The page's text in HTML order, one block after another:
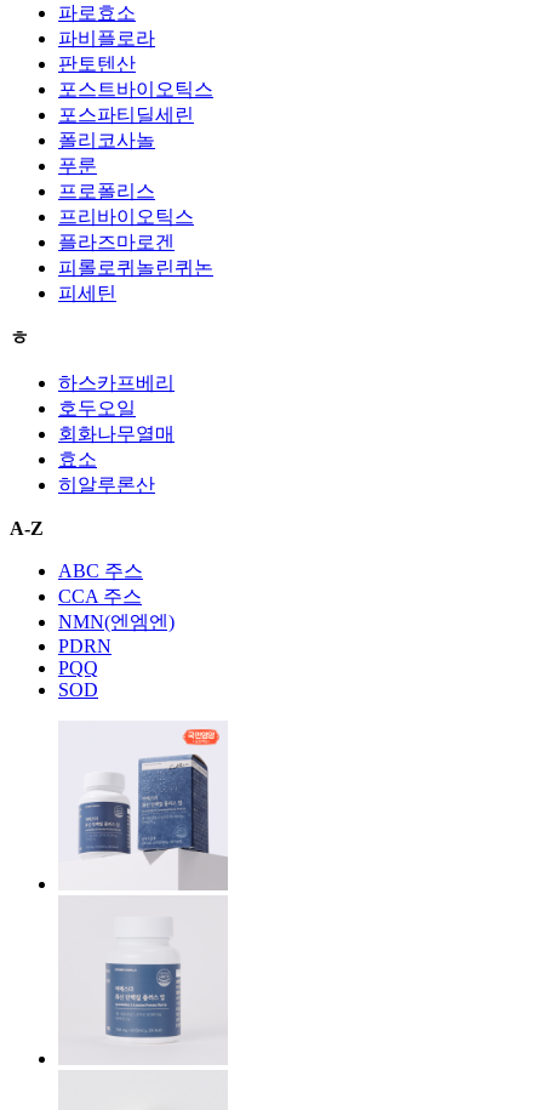
파로효소
파비플로라
판토텐산
포스트바이오틱스
포스파티딜세린
폴리코사놀
푸룬
프로폴리스
프리바이오틱스
플라즈마로겐
피롤로퀴놀린퀴논
피세틴
ㅎ
하스카프베리
호두오일
회화나무열매
효소
히알루론산
A-Z
ABC 주스
CCA 주스
NMN(엔엠엔)
PDRN
PQQ
SOD